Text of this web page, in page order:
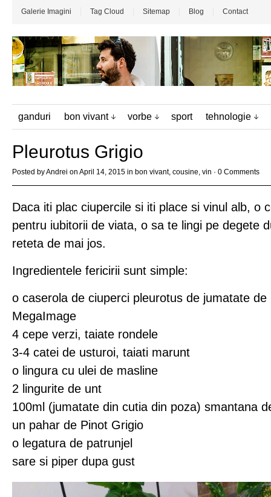
Galerie Imagini Tag Cloud Sitemap Blog Contact
ganduri bon vivant vorbe sport tehnologie
Pleurotus Grigio
Posted byAndrei on April 14, 2015 in bon vivant, cousine, vin · 0 Comments
Daca iti plac ciupercile si iti place si vinul alb, o
pentru iubitorii de viata, o sa te lingi pe degete
reteta de mai jos.
Ingredientele fericirii sunt simple:
o caserola de ciuperci pleurotus de jumatate de
MegaImage
4 cepe verzi, taiate rondele
3-4 catei de usturoi, taiati marunt
o lingura cu ulei de masline
2 lingurite de unt
100ml (jumatate din cutia din poza) smantana
un pahar de Pinot Grigio
o legatura de patrunjel
sare si piper dupa gust